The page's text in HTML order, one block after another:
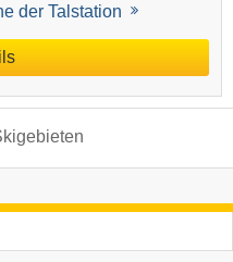
der Talstation